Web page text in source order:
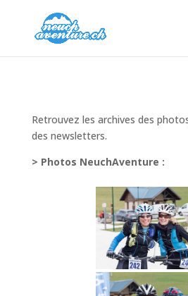
Retrouvez les archives des
des newsletters.
> Photos NeuchAventure :